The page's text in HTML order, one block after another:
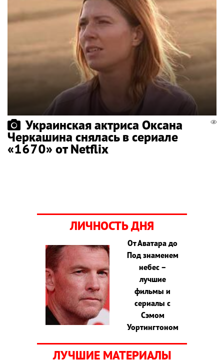
Украинская актриса Оксана
Черкашина снялась в сериале
«1670» от Netflix
ЛИЧНОСТЬ ДНЯ
От Аватара до
Под знаменем
небес –
лучшие
фильмы и
сериалы с
Сэмом
Уортингтоном
ЛУЧШИЕ МАТЕРИАЛЫ